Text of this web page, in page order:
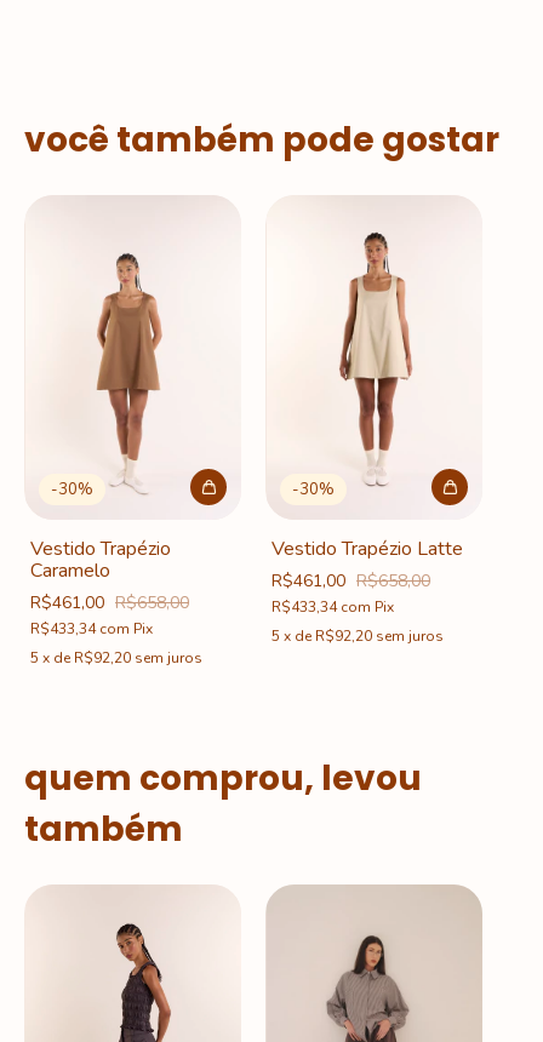
você também pode gostar
-30%
Vestido Trapézio
Caramelo
R$461,00 R$658,00
R$433,34com Pix
5 x deR$92,20 sem juros
-30%
Vestido Trapézio Latte
R$461,00 R$658,00
R$433,34com Pix
5 x deR$92,20 sem juros
quem comprou, levou
também